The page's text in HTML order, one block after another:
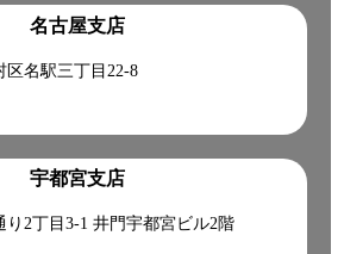
名古屋支店
区名駅三丁目22-8
宇都宮支店
2丁目3-1 井門宇都宮ビル2階